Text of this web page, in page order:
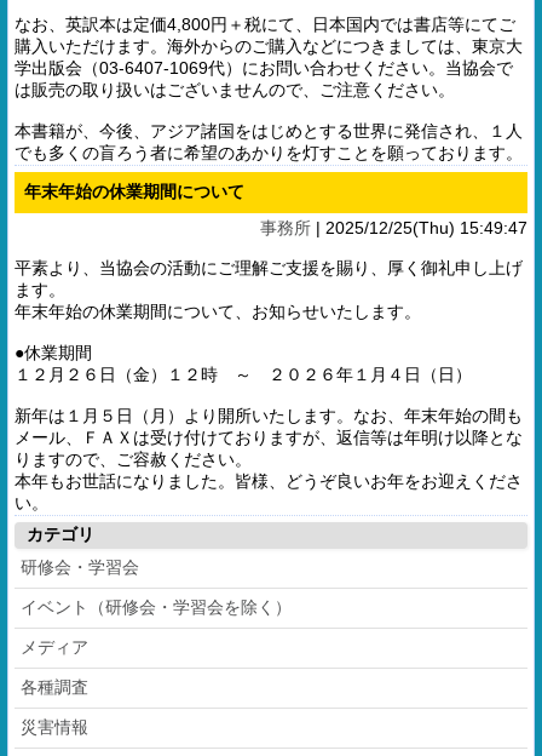
なお、英訳本は定価4,800円＋税にて、日本国内では書店等にてご
購入いただけます。海外からのご購入などにつきましては、東京大
学出版会（03-6407-1069代）にお問い合わせください。当協会で
は販売の取り扱いはございませんので、ご注意ください。
本書籍が、今後、アジア諸国をはじめとする世界に発信され、１人
でも多くの盲ろう者に希望のあかりを灯すことを願っております。
年末年始の休業期間について
事務所 | 2025/12/25(Thu) 15:49:47
平素より、当協会の活動にご理解ご支援を賜り、厚く御礼申し上げ
ます。
年末年始の休業期間について、お知らせいたします。
●休業期間
１２月２６日（金）１２時 ～ ２０２６年１月４日（日）
新年は１月５日（月）より開所いたします。なお、年末年始の間も
メール、ＦＡＸは受け付けておりますが、返信等は年明け以降とな
りますので、ご容赦ください。
本年もお世話になりました。皆様、どうぞ良いお年をお迎えくださ
い。
カテゴリ
研修会・学習会
イベント（研修会・学習会を除く）
メディア
各種調査
災害情報